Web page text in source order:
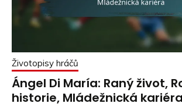
Životopisy hráčů
Ángel Di María: Raný život,
historie, Mládežnická kariéra